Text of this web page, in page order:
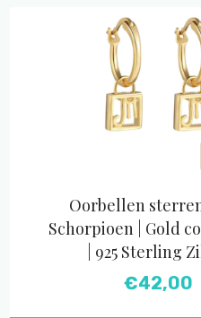
Oorbellen
Schorpioen | Gold
| 925 Sterling
€42,00